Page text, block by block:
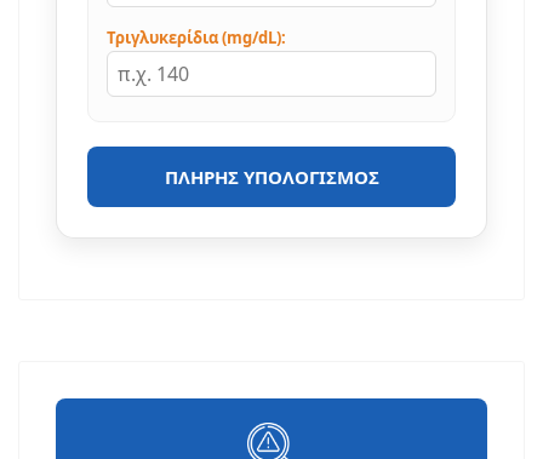
Τριγλυκερίδια (mg/dL):
ΠΛΉΡΗΣ ΥΠΟΛΟΓΙΣΜΌΣ